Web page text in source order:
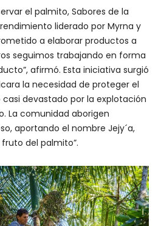
el palmito, Sabores de la
liderado por Myrna y
a elaborar productos a
seguimos trabajando en forma
afirmó. Esta iniciativa surgió
la necesidad de proteger el
devastado por la explotación
La comunidad aborigen
aportando el nombre Jejy´a,
del palmito”.